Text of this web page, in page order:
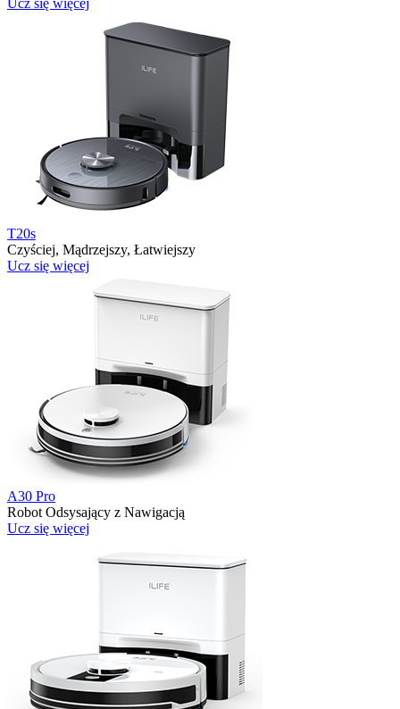
Ucz się więcej
T20s
Czyściej, Mądrzejszy, Łatwiejszy
Ucz się więcej
A30 Pro
Robot Odsysający z Nawigacją
Ucz się więcej